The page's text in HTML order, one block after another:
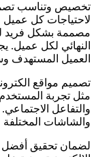
تخصيص وتناسب
لاحتياجات كل عميل
مصممة بشكل فريد
النهائي لكل عميل.
العميل المستهدف
تصميم مواقع
مثل تجربة
والتفاعل
والشاشات
لضمان تحقيق أفضل